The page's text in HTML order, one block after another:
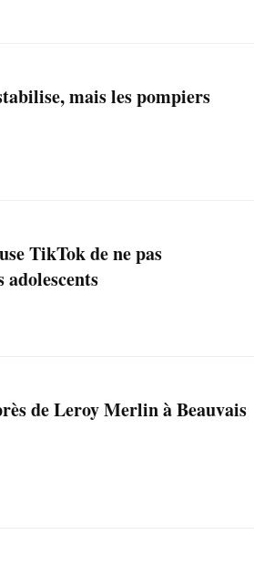
mais les pompiers
TikTok de ne pas
adolescents
de Leroy Merlin à Beauvais